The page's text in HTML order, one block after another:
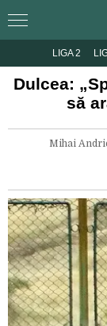
LIGA 2
Dulcea:
să
Mihai